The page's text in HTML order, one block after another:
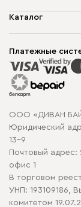
О компании
Способы оплаты
Рассрочка и
Гарантия
Карта сайта
Политика
Политика в
Каталог
Корпусная
Распродажа
Платежные
ООО «ДИВАН
Юридический
13-9
Почтовый адрес:
офис 1
В торговом
УНП: 193109186,
комитетом